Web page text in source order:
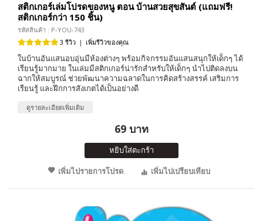
สติกเกอร์เล่มโปรดของหนู ตอน บ้านสวยสุขสันต์ (แถมฟรี!
สติกเกอร์กว่า 150 ชิ้น)
รหัสสินค้า : P-YOU-743
3 รีวิว | เพิ่มรีวิวของคุณ
ในบ้านอันแสนอบอุ่นมีห้องต่างๆ พร้อมกิจกรรมอันแสนสนุกให้เด็กๆ ได้
เรียนรู้มากมาย ในเล่มมีสติกเกอร์น่ารักสำหรับให้เด็กๆ นำไปติดลงบน
ฉากให้สมบูรณ์ ช่วยพัฒนาความฉลาดในการคิดสร้างสรรค์ เสริมการ
เรียนรู้ และฝึกการสังเกตได้เป็นอย่างดี
ดูรายละเอียดเพิ่มเติม
69 บาท
หยิบใส่ตะกร้า
เพิ่มไปรายการโปรด
เพิ่มไปเปรียบเทียบ